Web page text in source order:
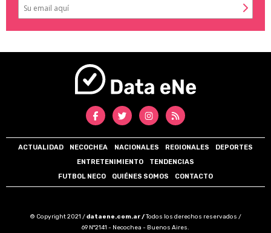
ACTUALIDAD NECOCHEA NACIONALES REGIONALES
DEPORTES
ENTRETENIMIENTO
TENDENCIAS
FUTBOL NECO
QUIÉNES SOMOS CONTACTO
© Copyright 2021 /dataene.com.ar /Todos los derechos reservados /
69 N°2141 - Necochea - Buenos Aires.